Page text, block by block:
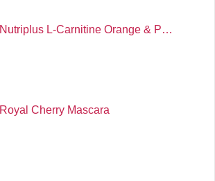
Nutriplus L-Carnitine Orange & P…
Royal Cherry Mascara